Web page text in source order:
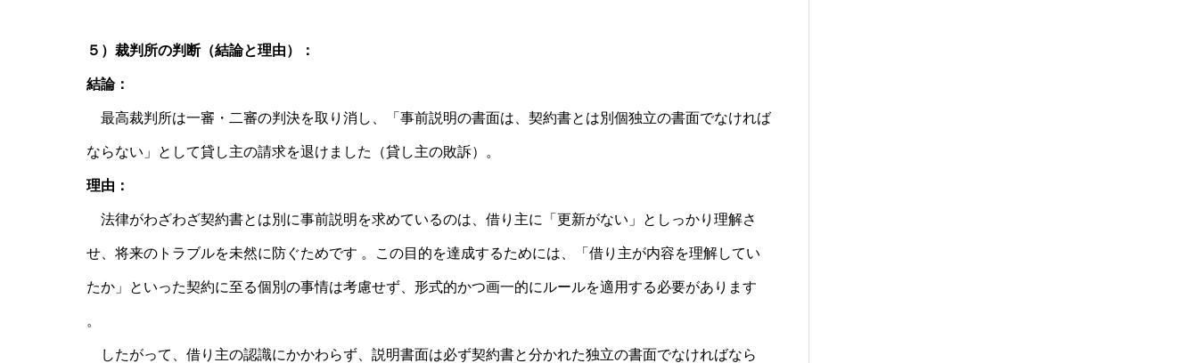
５）裁判所の判断（結論と理由）：
結論：
最高裁判所は一審・二審の判決を取り消し、「事前説明の書面は、契約書とは別個独立の書面でなければ
ならない」として貸し主の請求を退けました（貸し主の敗訴）。
理由：
法律がわざわざ契約書とは別に事前説明を求めているのは、借り主に「更新がない」としっかり理解さ
せ、将来のトラブルを未然に防ぐためです 。この目的を達成するためには、「借り主が内容を理解してい
たか」といった契約に至る個別の事情は考慮せず、形式的かつ画一的にルールを適用する必要があります
。
したがって、借り主の認識にかかわらず、説明書面は必ず契約書と分かれた独立の書面でなければなら